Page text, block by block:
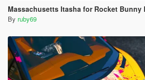
Massachusetts Itasha for Rocket Bunny
By ruby69